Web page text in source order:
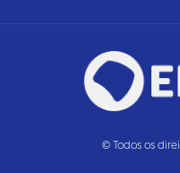
© Todos os